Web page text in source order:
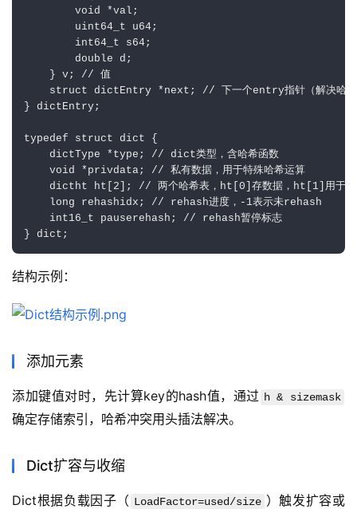
        void *val;
        uint64_t u64;
        int64_t s64;
        double d;
    } v; // 值
struct dictEntry *next; // 下一个entry指针（解决哈希
} dictEntry;
typedef struct dict {
    dictType *type; // dict类型，含哈希函数
    void *privdata; // 私有数据，用于特殊哈希运算
dictht ht[2]; // 两个哈希表，ht[0]存数据，ht[1]用于
    long rehashidx; // rehash进度，-1表示未rehash
    int16_t pauserehash; // rehash暂停标志
结构示例：
添加元素
添加键值对时，先计算key的hash值，通过 h & sizemask
确定存储索引，哈希冲突用头插法解决。
Dict扩容与收缩
Dict根据负载因子（ LoadFactor=used/size ）触发扩容或